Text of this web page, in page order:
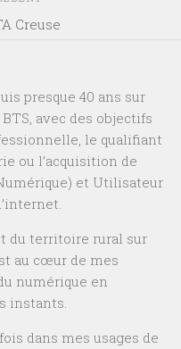
Creuse
presque 40 ans sur
avec des objectifs
le qualifiant
ou l’acquisition de
et Utilisateur
du territoire rural sur
au cœur de mes
numérique en
instants.
dans mes usages de